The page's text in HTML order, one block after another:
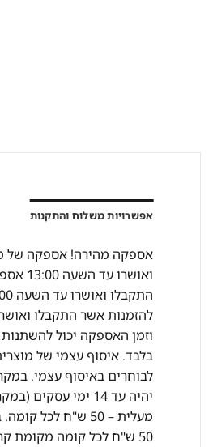
אפשרויות משלוח והתקנות
להזמנות אשר התקבלו ואושרו עד
וזמן האספקה יכול
בלבד. איסוף עצמי של